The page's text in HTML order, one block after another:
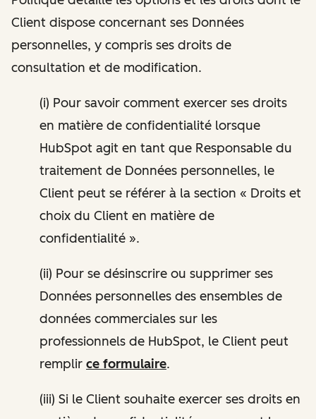
Client dispose concernant ses Données
personnelles, y compris ses droits de
consultation et de modification.
(i) Pour savoir comment exercer ses droits
en matière de confidentialité lorsque
HubSpot agit en tant que Responsable du
traitement de Données personnelles, le
Client peut se référer à la section « Droits et
choix du Client en matière de
confidentialité ».
(ii) Pour se désinscrire ou supprimer ses
Données personnelles des ensembles de
données commerciales sur les
professionnels de HubSpot, le Client peut
remplir ce formulaire.
(iii) Si le Client souhaite exercer ses droits en